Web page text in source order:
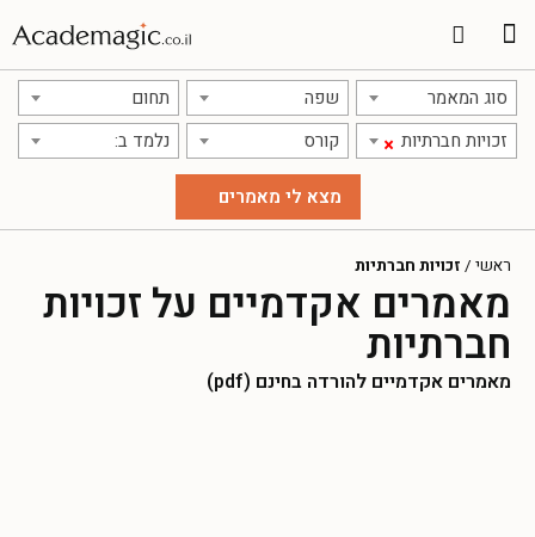
סוג המאמר שפה תחום
× זכויות חברתיות קורס נלמד ב:
ראשי / זכויות חברתיות
מאמרים אקדמיים על זכויות
חברתיות
מאמרים אקדמיים להורדה בחינם (pdf)